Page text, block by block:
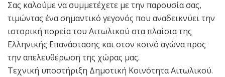
Σας καλούμε να συμμετέχετε με την παρουσία σας,
τιμώντας ένα σημαντικό γεγονός που αναδεικνύει την
ιστορική πορεία του Αιτωλικού στα πλαίσια της
Ελληνικής Επανάστασης και στον κοινό αγώνα προς
την απελευθέρωση της χώρας μας.
Τεχνική υποστήριξη Δημοτική Κοινότητα Αιτωλικού.